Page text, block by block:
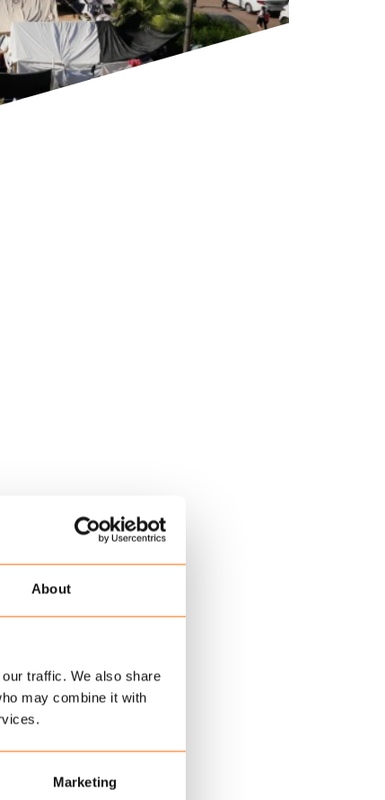
About
traffic. We also share
may combine it with
Marketing